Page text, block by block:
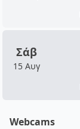
Σάβ
15 Αυγ
Webcams